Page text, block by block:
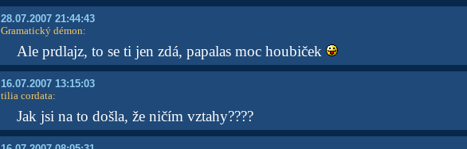
28.07.2007 21:44:43
Gramatický démon:
Ale prdlajz, to se ti jen zdá, papalas moc houbiček
16.07.2007 13:15:03
tilia cordata:
Jak jsi na to došla, že ničím vztahy????